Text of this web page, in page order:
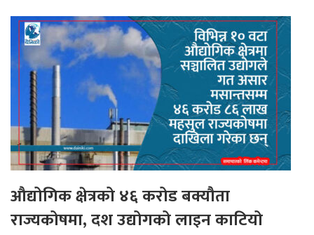
औद्योगिक क्षेत्रको ४६ करोड बक्यौता
राज्यकोषमा, दश उद्योगको लाइन काटियो